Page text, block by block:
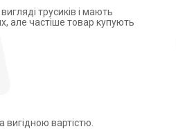
трусиків і мають
але частіше товар купують
вигідною вартістю.